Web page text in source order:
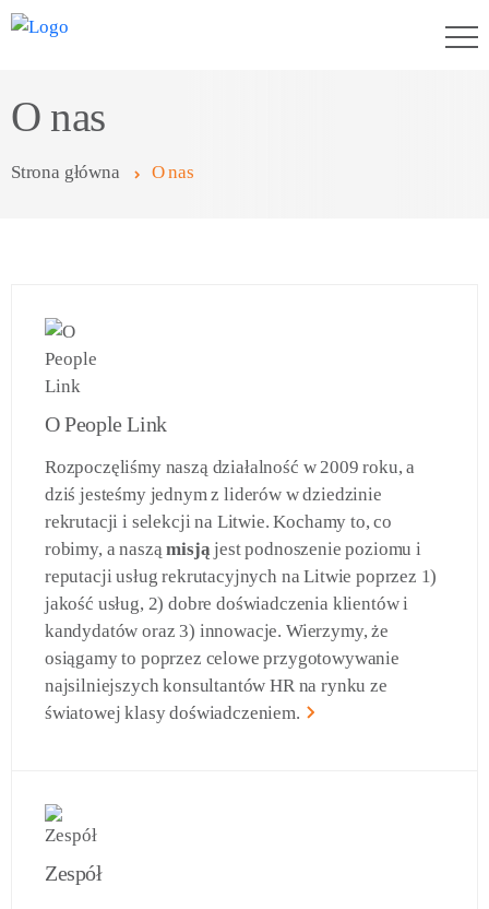
O nas
Strona główna O nas
O People Link
Rozpoczęliśmy naszą działalność w 2009 roku, a
dziś jesteśmy jednym z liderów w dziedzinie
rekrutacji i selekcji na Litwie. Kochamy to, co
robimy, a nasząmisjąjest podnoszenie poziomu i
reputacji usług rekrutacyjnych na Litwie poprzez 1)
jakość usług, 2) dobre doświadczenia klientów i
kandydatów oraz 3) innowacje. Wierzymy, że
osiągamy to poprzez celowe przygotowywanie
najsilniejszych konsultantów HR na rynku ze
światowej klasy doświadczeniem.
Zespół